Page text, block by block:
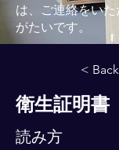
は、ご連絡をい
がたいです。
<
衛生証明書
読み方